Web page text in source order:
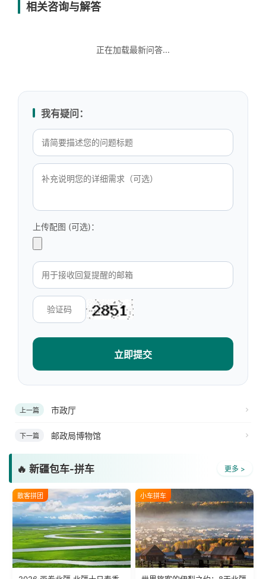
相关咨询与解答
正在加载最新问答...
我有疑问：
上传配图 (可选)：
立即提交
上一篇 市政厅
下一篇 邮政局博物馆
🔥 新疆包车-拼车 更多 >
散客拼团 小车拼车